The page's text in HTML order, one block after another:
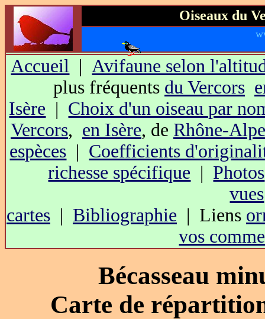
Oiseaux du
Accueil |Avifaune selon
plus fréquents du Vercors
Isère | Choix d'un oiseau par
Vercors, en Isère, de Rhône-
espèces | Coefficients
richesse spécifique | Photos
vues
cartes | Bibliographie | Liens
vos
Bécasseau
Carte de